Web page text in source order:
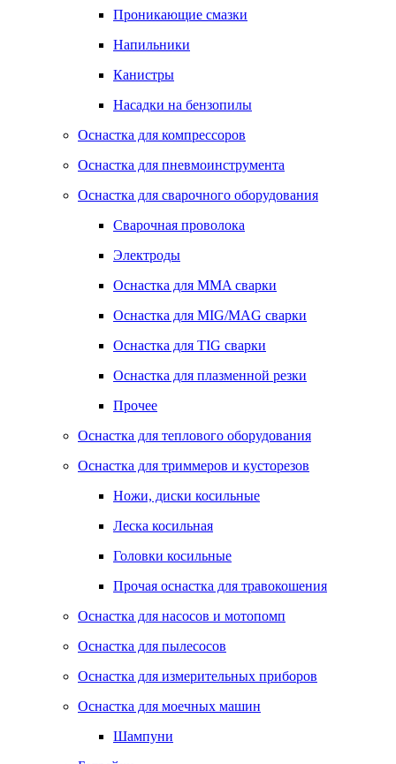
Проникающие смазки
Напильники
Канистры
Насадки на бензопилы
Оснастка для компрессоров
Оснастка для пневмоинструмента
Оснастка для сварочного оборудования
Сварочная проволока
Электроды
Оснастка для MMA сварки
Оснастка для MIG/MAG сварки
Оснастка для TIG сварки
Оснастка для плазменной резки
Прочее
Оснастка для теплового оборудования
Оснастка для триммеров и кусторезов
Ножи, диски косильные
Леска косильная
Головки косильные
Прочая оснастка для травокошения
Оснастка для насосов и мотопомп
Оснастка для пылесосов
Оснастка для измерительных приборов
Оснастка для моечных машин
Шампуни